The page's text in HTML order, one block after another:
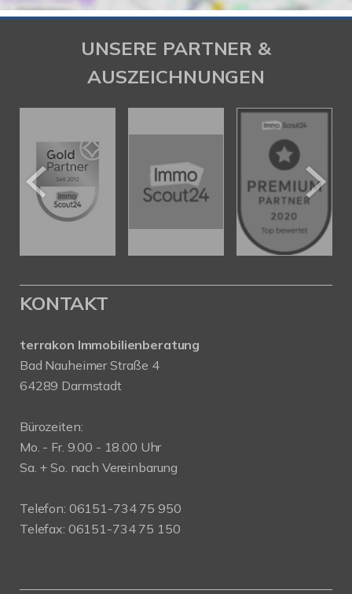
UNSERE PARTNER &
AUSZEICHNUNGEN
KONTAKT
terrakon Immobilienberatung
Bad Nauheimer Straße 4
64289 Darmstadt
Bürozeiten:
Mo. - Fr. 9.00 - 18.00 Uhr
Sa. + So. nach Vereinbarung
Telefon: 06151-734 75 950
Telefax: 06151-734 75 150